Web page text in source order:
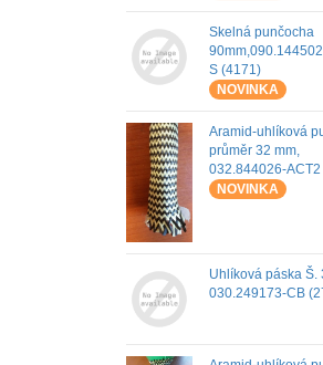
Skelná punčocha
S (4171)
NOVINKA
Aramid-uhlíková
průměr 32 mm,
032.844026-
NOVINKA
Uhlíková páska Š.
030.249173-CB